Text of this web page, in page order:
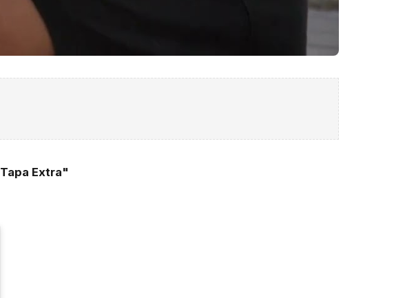
Tapa Extra"